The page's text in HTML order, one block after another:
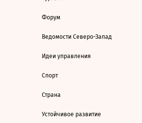
Форум
Ведомости Северо-Запад
Идеи управления
Спорт
Страна
Устойчивое развитие